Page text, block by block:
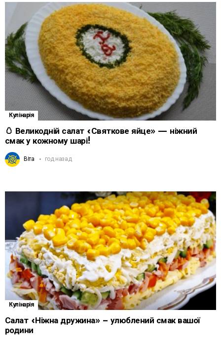
Кулінарія
🥚 Великодній салат «Святкове яйце» — ніжний
смак у кожному шарі!
Віта год назад
Кулінарія
Салат «Ніжна дружина» – улюблений смак вашої
родини